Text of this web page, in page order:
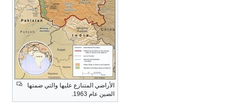
الأراضي المتنازع عليها والتي ضمتها
الصين عام 1963.